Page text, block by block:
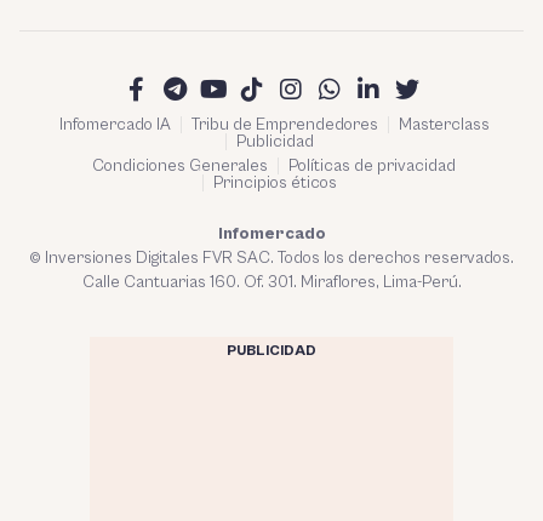
Infomercado IA Tribu de Emprendedores
Masterclass
Publicidad
Condiciones Generales
Políticas de privacidad
Principios éticos
Infomercado
© Inversiones Digitales FVR SAC. Todos los derechos reservados.
Calle Cantuarias 160. Of. 301. Miraflores, Lima-Perú.
PUBLICIDAD